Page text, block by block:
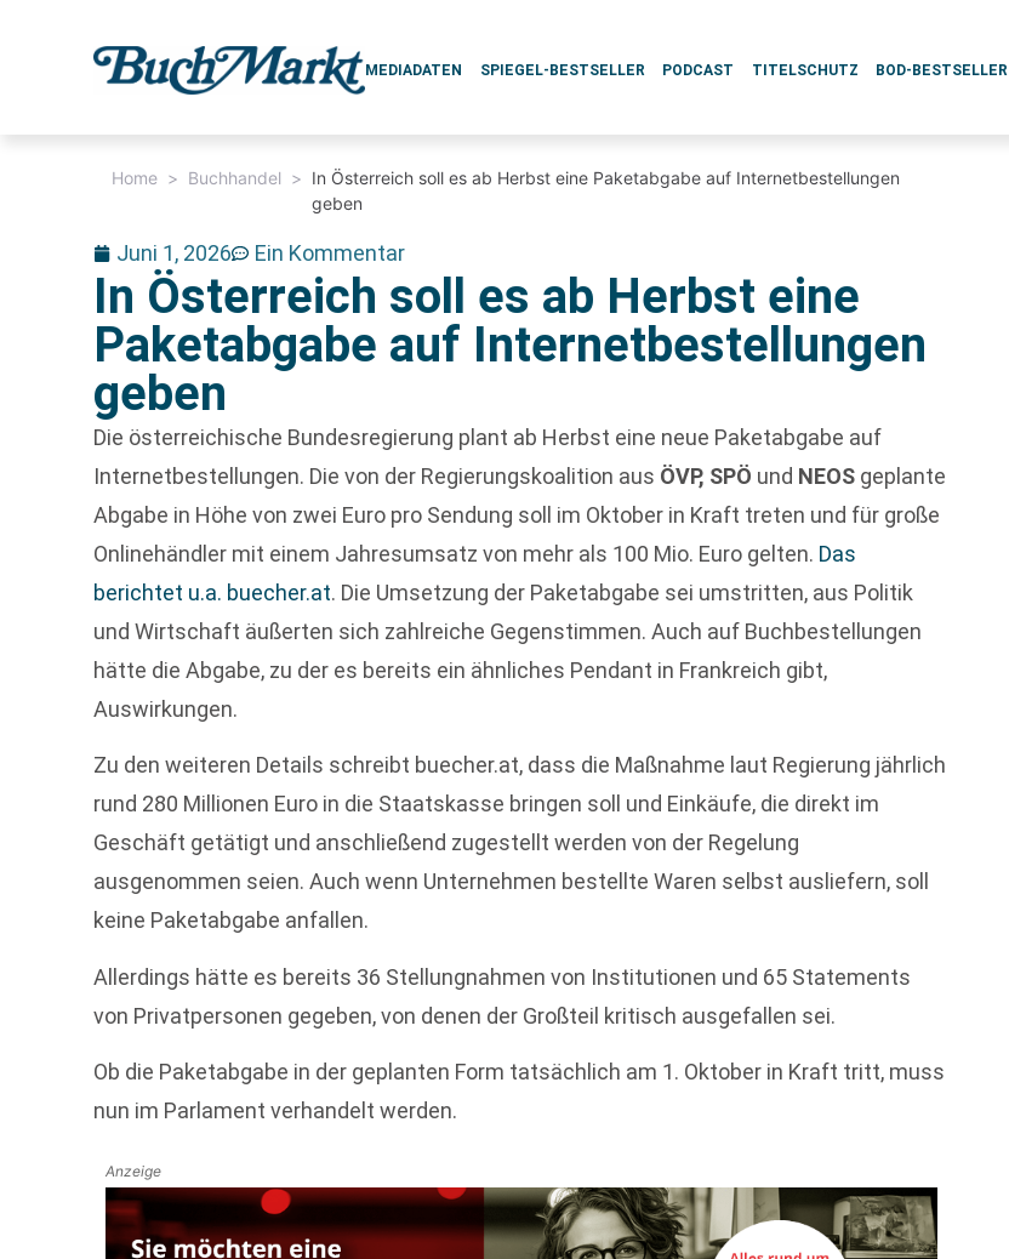
MEDIADATEN SPIEGEL-BESTSELLER PODCAST TITELSCHUTZ BOD-BESTSELLER
Home > Buchhandel > In Österreich soll es ab Herbst eine Paketabgabe auf Internetbestellungen
geben
Juni 1, 2026 Ein Kommentar
In Österreich soll es ab Herbst eine
Paketabgabe auf Internetbestellungen
geben
Die österreichische Bundesregierung plant ab Herbst eine neue Paketabgabe auf
Internetbestellungen. Die von der Regierungskoalition aus ÖVP, SPÖ und NEOS geplante
Abgabe in Höhe von zwei Euro pro Sendung soll im Oktober in Kraft treten und für große
Onlinehändler mit einem Jahresumsatz von mehr als 100 Mio. Euro gelten. Das
berichtet u.a. buecher.at. Die Umsetzung der Paketabgabe sei umstritten, aus Politik
und Wirtschaft äußerten sich zahlreiche Gegenstimmen. Auch auf Buchbestellungen
hätte die Abgabe, zu der es bereits ein ähnliches Pendant in Frankreich gibt,
Auswirkungen.
Zu den weiteren Details schreibt buecher.at, dass die Maßnahme laut Regierung jährlich
rund 280 Millionen Euro in die Staatskasse bringen soll und Einkäufe, die direkt im
Geschäft getätigt und anschließend zugestellt werden von der Regelung
ausgenommen seien. Auch wenn Unternehmen bestellte Waren selbst ausliefern, soll
keine Paketabgabe anfallen.
Allerdings hätte es bereits 36 Stellungnahmen von Institutionen und 65 Statements
von Privatpersonen gegeben, von denen der Großteil kritisch ausgefallen sei.
Ob die Paketabgabe in der geplanten Form tatsächlich am 1. Oktober in Kraft tritt, muss
nun im Parlament verhandelt werden.
Anzeige